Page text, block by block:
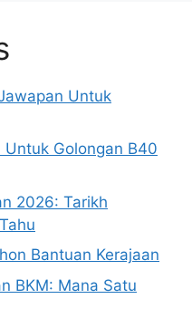
Untuk
Golongan B40
2026: Tarikh
Bantuan Kerajaan
BKM: Mana Satu